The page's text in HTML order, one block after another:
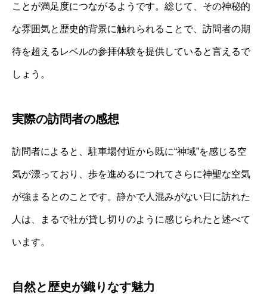
ことが満足度につながるようです。総じて、その神秘的
な雰囲気と歴史的背景に触れられることで、訪問者の期
待を超えるレベルの参拝体験を提供していると言えるで
しょう。
実際の訪問者の感想
訪問者によると、駐車場付近から既に“神域”を感じる空
気が漂っており、歩を進めるにつれてさらに神聖な空気
が強まるとのことです。静かで人混みがない日に訪れた
人は、まるで社が貸し切りのように感じられたと述べて
います。
自然と歴史が織りなす魅力